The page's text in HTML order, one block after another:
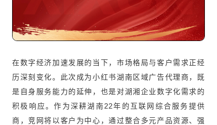
在数字经济加速发展的当下，市场格局与客户需求正经
历深刻变化。此次成为小红书湖南区域广告代理商，既
是自身服务能力的延伸，也是对湖湘企业数字化需求的
积极响应。作为深耕湖南22年的互联网综合服务提供
商，竞网将以客户为中心，通过整合多元产品资源、强